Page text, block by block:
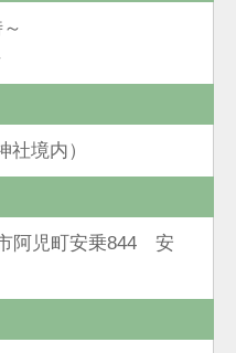
境内）
阿児町安乗844 安